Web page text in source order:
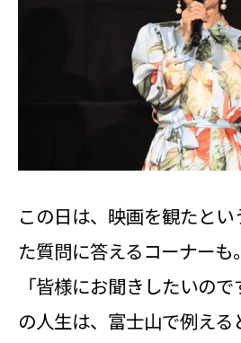
この日は、映画を観たと
た質問に答えるコーナー
「皆様にお聞きしたいの
の人生は、富士山で例える